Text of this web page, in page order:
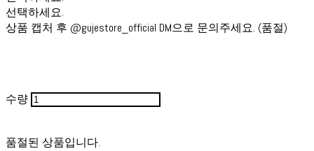
선택하세요.
상품 캡처 후 @gujestore_official DM으로 문의주세요. (품절)
수량
품절된 상품입니다.